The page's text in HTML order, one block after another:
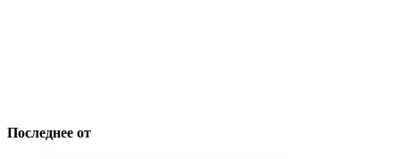
Последнее от